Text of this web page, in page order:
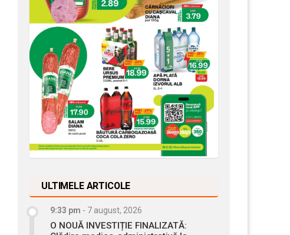
ULTIMELE ARTICOLE
9:33 pm - 7 august, 2026
O NOUĂ INVESTIȚIE FINALIZATĂ: